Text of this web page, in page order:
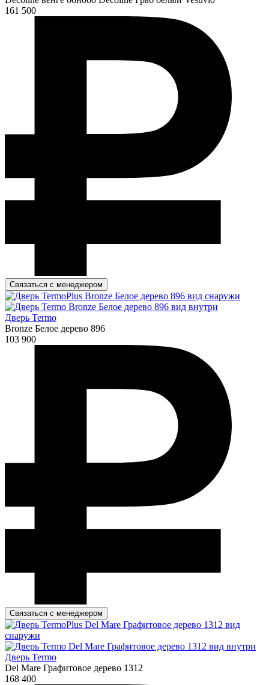
161 500
Связаться с менеджером
Дверь Termo
Bronze Белое дерево 896
103 900
Связаться с менеджером
Дверь Termo
Del Mare Графитовое дерево 1312
168 400